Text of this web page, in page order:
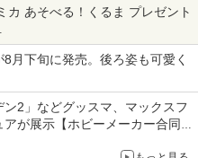
カ あそべる！くるま プレゼント
ではの体験とコラボの楽しさを
月下旬に発売。後ろ姿も可愛く
ーターなど4種がラインナップ
ン2」などグッスマ、マックスフ
が展示【ホビーメーカー合同展